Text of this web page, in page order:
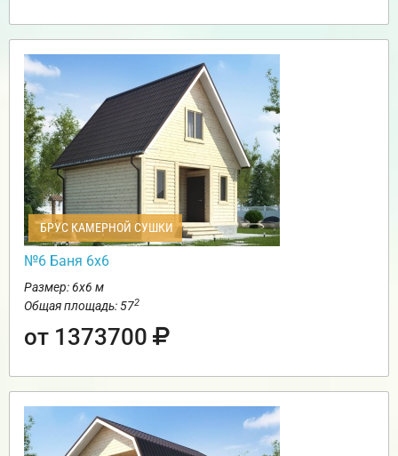
БРУС КАМЕРНОЙ СУШКИ
№6 Баня 6х6
Размер: 6х6 м
Общая площадь: 572
от 1373700